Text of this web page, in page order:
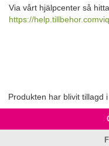
Via vårt hjälpcenter så
https://
Produkten har blivit tillagd